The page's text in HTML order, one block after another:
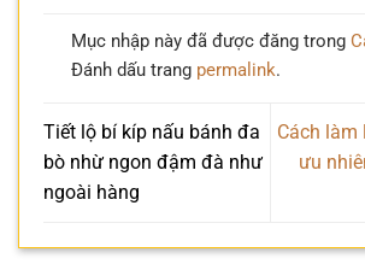
Mục nhập này đã được đăng trong
Đánh dấu trang permalink.
Tiết lộ bí kíp nấu bánh đa
bò nhừ ngon đậm đà như
ngoài hàng
Cách làm
ưu